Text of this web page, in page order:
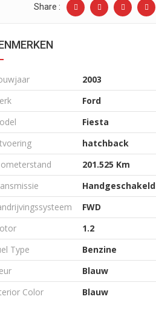
Share :
2003
Ford
Fiesta
hatchback
201.525 Km
Handgeschakeld
FWD
1.2
Type
Benzine
Blauw
Color
Blauw